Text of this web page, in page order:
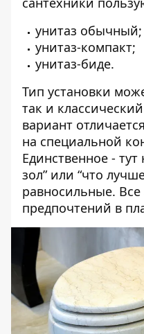
унитаз обычный;
унитаз-компакт;
унитаз-биде.
Тип установки
так и
вариант
на специальной
Единственное - тут
зол” или “что
равносильные.
предпочтений в